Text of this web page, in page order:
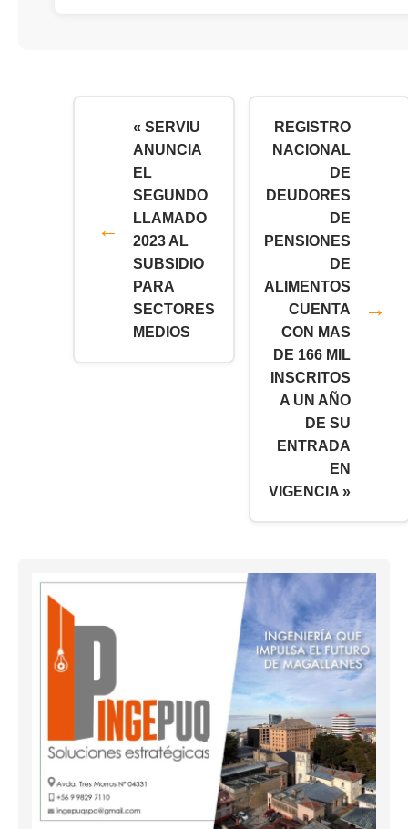
« SERVIU
ANUNCIA
EL
SEGUNDO
LLAMADO
2023 AL
SUBSIDIO
PARA
SECTORES
MEDIOS
REGISTRO
NACIONAL
DE
DEUDORES
DE
PENSIONES
DE
ALIMENTOS
CUENTA
CON MAS
DE 166 MIL
INSCRITOS
A UN AÑO
DE SU
ENTRADA
EN
VIGENCIA »